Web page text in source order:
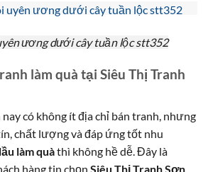
ương dưới cây tuần lộc stt352
làm quà tại Siêu Thị Tranh
có không ít địa chỉ bán tranh, nhưng
chất lượng và đáp ứng tốt nhu
làm quàthì không hề dễ. Đây là
hàng tin chọn Siêu Thị Tranh Sơn